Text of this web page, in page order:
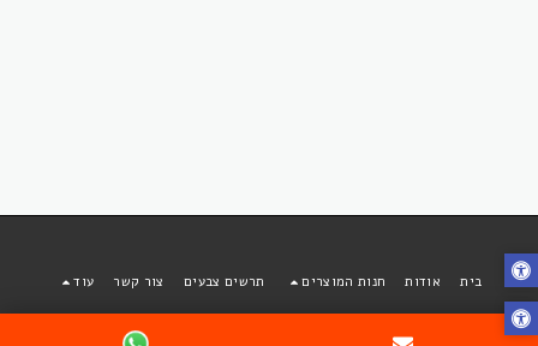
בוטיק פאות ותוספות שיער מבית אפריקן סטייל
בית אודות חנות המוצרים תרשים צבעים צור קשר עוד